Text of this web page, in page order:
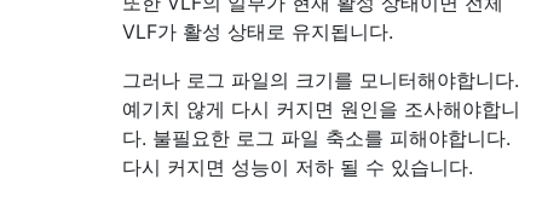
VLF가 활성 상태로 유지됩니다.
그러나 로그 파일의 크기를 모니터해야합니다.
예기치 않게 다시 커지면 원인을 조사해야합니
다. 불필요한 로그 파일 축소를 피해야합니다.
다시 커지면 성능이 저하 될 수 있습니다.